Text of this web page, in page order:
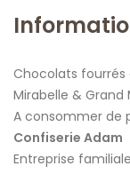
Chocolats fourrés
Mirabelle & Grand
A consommer de
Confiserie Adam
Entreprise